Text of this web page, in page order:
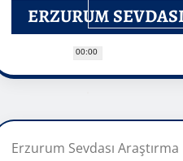
00:00
ERZURUM
Erzurum Sevdası